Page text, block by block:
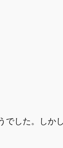
でした。しか